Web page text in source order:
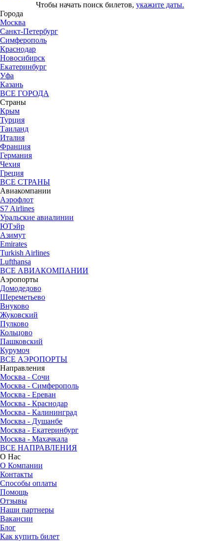
Чтобы начать поиск билетов, укажите даты.
Города
Москва
Санкт-Петербург
Симферополь
Краснодар
Новосибирск
Екатеринбург
Уфа
Казань
ВСЕ ГОРОДА
Страны
Крым
Турция
Таиланд
Италия
Франция
Германия
Чехия
Греция
ВСЕ СТРАНЫ
Авиакомпании
Аэрофлот
S7 Airlines
Уральские авиалинии
ЮТэйр
Азимут
Emirates
Turkish Airlines
Lufthansa
ВСЕ АВИАКОМПАНИИ
Аэропорты
Домодедово
Шереметьево
Внуково
Жуковский
Пулково
Кольцово
Пашковский
Курумоч
ВСЕ АЭРОПОРТЫ
Направления
Москва - Сочи
Москва - Симферополь
Москва - Ереван
Москва - Краснодар
Москва - Калининград
Москва - Душанбе
Москва - Екатеринбург
Москва - Махачкала
ВСЕ НАПРАВЛЕНИЯ
О Нас
О Компании
Контакты
Способы оплаты
Помощь
Отзывы
Наши партнеры
Вакансии
Блог
Как купить билет